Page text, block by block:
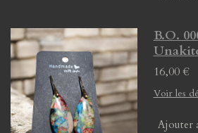
B.O.
16,00 €
Voir les
Ajouter